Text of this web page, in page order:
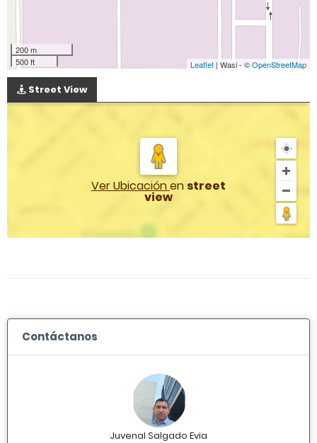
200 m
500 ft
Leaflet | Wasi - ©OpenStreetMap
Street View
Ver Ubicaciónen street
view
Contáctanos
Juvenal Salgado Evia